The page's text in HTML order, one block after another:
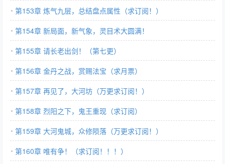
更！）
第153章 炼气九层，总结盘点属性（求订阅！）
第154章 新局面，新气象，灵目术大圆满！
第155章 请长老出剑！（第七更）
第156章 金丹之战，赏赐法宝（求月票）
第157章 再见了，大河坊（万更求订阅！）
第158章 烈阳之下，鬼王重现（求订阅）
第159章 大河鬼城，众修陨落（万更求订阅！）
第160章 唯有争！（求订阅！！！）